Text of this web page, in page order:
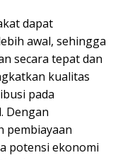
dapat
awal, sehingga
secara tepat dan
kualitas
pada
Dengan
pembiayaan
potensi ekonomi